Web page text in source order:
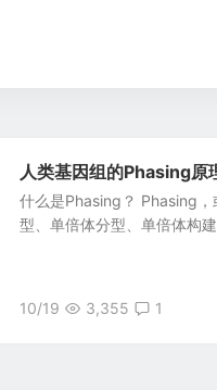
人类基因组的Phasing原
什么是Phasing？ Phasing
型、单倍体分型、单倍体构
10/19 3,355 1